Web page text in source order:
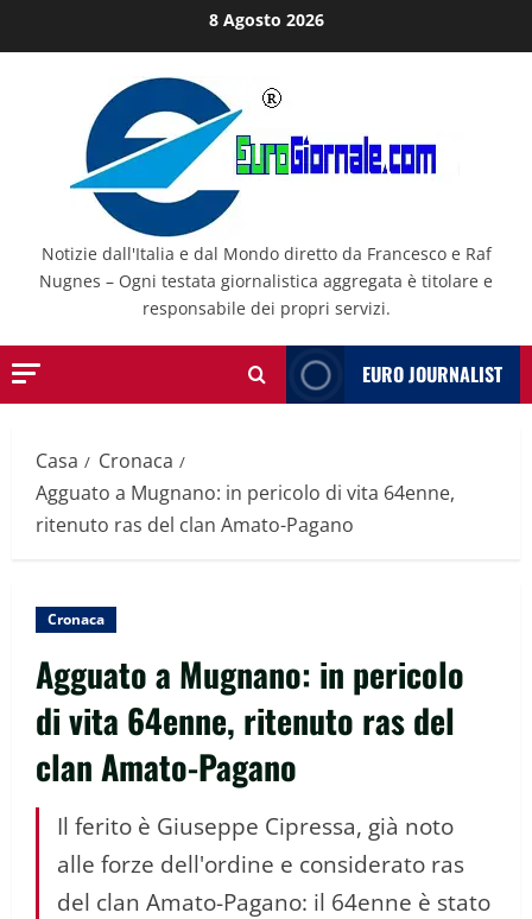
al
8 Agosto 2026
Notizie dall'Italia e dal Mondo diretto da Francesco e Raf
Nugnes – Ogni testata giornalistica aggregata è titolare e
responsabile dei propri servizi.
EURO JOURNALIST
Casa
Cronaca
Agguato a Mugnano: in pericolo di vita 64enne,
ritenuto ras del clan Amato-Pagano
Cronaca
Agguato a Mugnano: in pericolo
di vita 64enne, ritenuto ras del
clan Amato-Pagano
Il ferito è Giuseppe Cipressa, già noto
alle forze dell'ordine e considerato ras
del clan Amato-Pagano: il 64enne è stato